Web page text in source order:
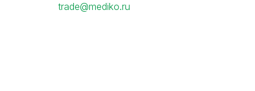
trade@mediko.ru